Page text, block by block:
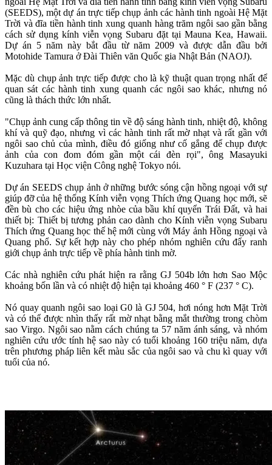
(SEEDS), một dự án trực tiếp chụp ảnh các hành tinh ngoài Hệ Mặt
Trời và đĩa tiền hành tinh xung quanh hàng trăm ngôi sao gần bằng
cách sử dụng kính viễn vọng Subaru đặt tại Mauna Kea, Hawaii.
Dự án 5 năm này bắt đầu từ năm 2009 và được dẫn đầu bởi
Motohide Tamura ở Đài Thiên văn Quốc gia Nhật Bản (NAOJ).
Mặc dù chụp ảnh trực tiếp được cho là kỹ thuật quan trọng nhất để
quan sát các hành tinh xung quanh các ngôi sao khác, nhưng nó
cũng là thách thức lớn nhất.
"Chụp ảnh cung cấp thông tin về độ sáng hành tinh, nhiệt độ, không
khí và quỹ đạo, nhưng vì các hành tinh rất mờ nhạt và rất gần với
ngôi sao chủ của mình, điều đó giống như cố gắng để chụp được
ảnh của con đom đóm gần một cái đèn rọi", ông Masayuki
Kuzuhara tại Học viện Công nghệ Tokyo nói.
Dự án SEEDS chụp ảnh ở những bước sóng cận hồng ngoại với sự
giúp đỡ của hệ thống Kính viễn vọng Thích ứng Quang học mới, sẽ
đền bù cho các hiệu ứng nhòe của bầu khí quyển Trái Đất, và hai
thiết bị: Thiết bị tương phản cao dành cho Kính viễn vọng Subaru
Thích ứng Quang học thế hệ mới cùng với Máy ảnh Hồng ngoại và
Quang phổ. Sự kết hợp này cho phép nhóm nghiên cứu đẩy ranh
giới chụp ảnh trực tiếp về phía hành tinh mờ.
Các nhà nghiên cứu phát hiện ra rằng GJ 504b lớn hơn Sao Mộc
khoảng bốn lần và có nhiệt độ hiện tại khoảng 460 ° F (237 ° C).
Nó quay quanh ngôi sao loại G0 là GJ 504, hơi nóng hơn Mặt Trời
và có thể được nhìn thấy rất mờ nhạt bằng mắt thường trong chòm
sao Virgo. Ngôi sao nằm cách chúng ta 57 năm ánh sáng, và nhóm
nghiên cứu ước tính hệ sao này có tuổi khoảng 160 triệu năm, dựa
trên phương pháp liên kết màu sắc của ngôi sao và chu kì quay với
tuổi của nó.